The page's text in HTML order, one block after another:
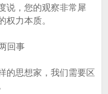
说，您的观察非常犀
权力本质。
回事
的思想家，我们需要区